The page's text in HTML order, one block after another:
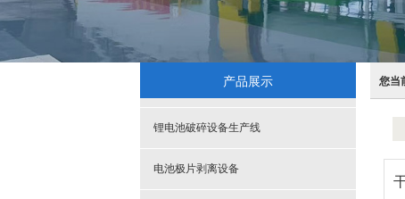
您当
产品展示
锂电池破碎设备生产线
电池极片剥离设备